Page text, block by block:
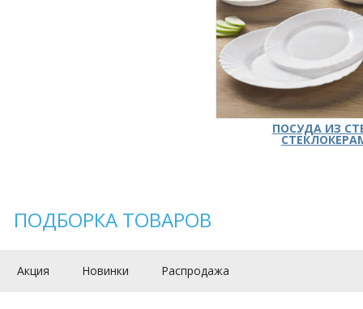
ПОСУДА ИЗ
ПОДБОРКА ТОВАРОВ
Акция Новинки Распродажа